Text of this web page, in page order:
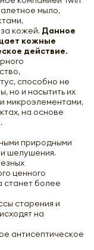
мыло,
кожей. Данное
кожные
действие.
способно не
но и насытить их
микроэлементами,
на основе
природными
шелушения.
ценного
станет более
старения и
на
антисептическое